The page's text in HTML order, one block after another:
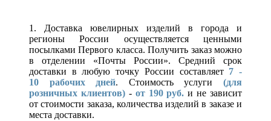
1. Доставка ювелирных изделий в города и
регионы России осуществляется ценными
посылками Первого класса. Получить заказ можно
в отделении «Почты России». Средний срок
доставки в любую точку России составляет 7 -
10 рабочих дней. Стоимость услуги(для
розничных клиентов)- от 190 руб. и не зависит
от стоимости заказа, количества изделий в заказе и
места доставки.